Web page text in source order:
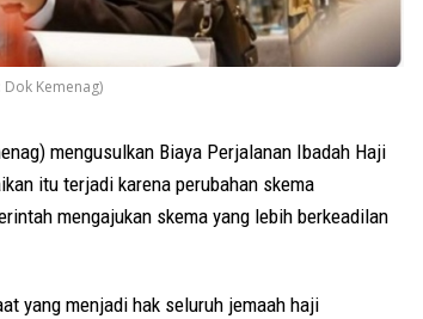
Kemenag)
mengusulkan Biaya Perjalanan Ibadah Haji
itu terjadi karena perubahan skema
mengajukan skema yang lebih berkeadilan
yang menjadi hak seluruh jemaah haji